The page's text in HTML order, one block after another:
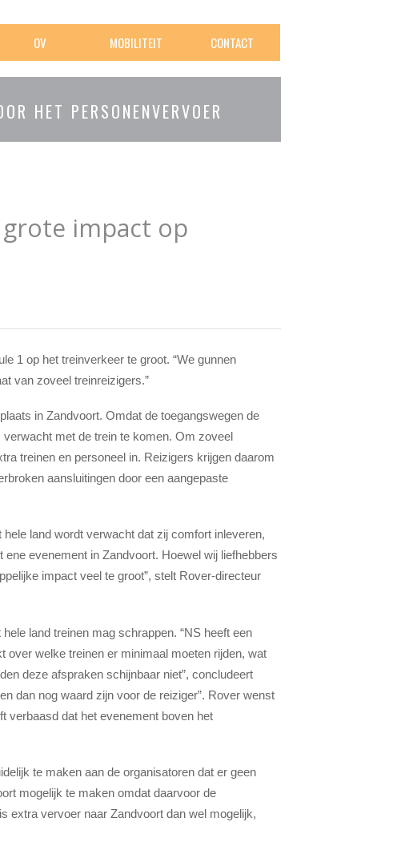
OV MOBILITEIT CONTACT
HET PERSONENVERVOER
impact op
1 op het treinverkeer te groot. “We gunnen
van zoveel treinreizigers.”
in Zandvoort. Omdat de toegangswegen de
met de trein te komen. Om zoveel
treinen en personeel in. Reizigers krijgen daarom
aansluitingen door een aangepaste
land wordt verwacht dat zij comfort inleveren,
evenement in Zandvoort. Hoewel wij liefhebbers
impact veel te groot”, stelt Rover-directeur
land treinen mag schrappen. “NS heeft een
welke treinen er minimaal moeten rijden, wat
deze afspraken schijnbaar niet”, concludeert
dan nog waard zijn voor de reiziger”. Rover wenst
verbaasd dat het evenement boven het
te maken aan de organisatoren dat er geen
mogelijk te maken omdat daarvoor de
extra vervoer naar Zandvoort dan wel mogelijk,